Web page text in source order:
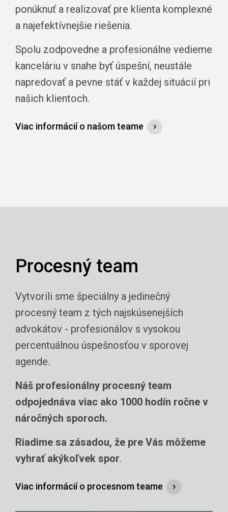
ponúknuť a realizovať pre klienta komplexné
a najefektívnejšie riešenia.
Spolu zodpovedne a profesionálne vedieme
kanceláriu v snahe byť úspešní, neustále
napredovať a pevne stáť v každej situácií pri
našich klientoch.
Viac informácií o našom teame
Procesný team
Vytvorili sme špeciálny a jedinečný
procesný team z tých najskúsenejších
advokátov - profesionálov s vysokou
percentuálnou úspešnosťou v sporovej
agende.
Náš profesionálny procesný team
odpojednáva viac ako 1000 hodín ročne v
náročných sporoch.
Riadime sa zásadou, že pre Vás môžeme
vyhrať akýkoľvek spor.
Viac informácií o procesnom teame